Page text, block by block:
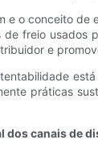
e o conceito de
freio usados
e
práticas
dos canais de